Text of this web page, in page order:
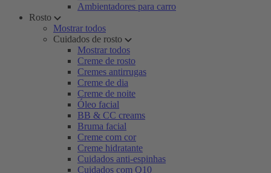
Ambientadores para carro
Rosto
Mostrar todos
Cuidados de rosto
Mostrar todos
Creme de rosto
Cremes antirrugas
Creme de dia
Creme de noite
Óleo facial
BB & CC creams
Bruma facial
Creme com cor
Creme hidratante
Cuidados anti-espinhas
Cuidados com Q10